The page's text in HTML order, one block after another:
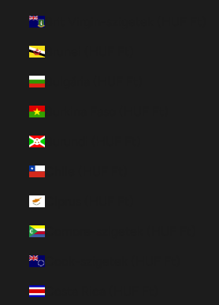
Brunei (HUF Ft)
Bulgária (HUF Ft)
Burkina Faso (HUF Ft)
Burundi (HUF Ft)
Chile (HUF Ft)
Comore-szigetek (HUF Ft)
Cook-szigetek (HUF Ft)
Costa Rica (HUF Ft)